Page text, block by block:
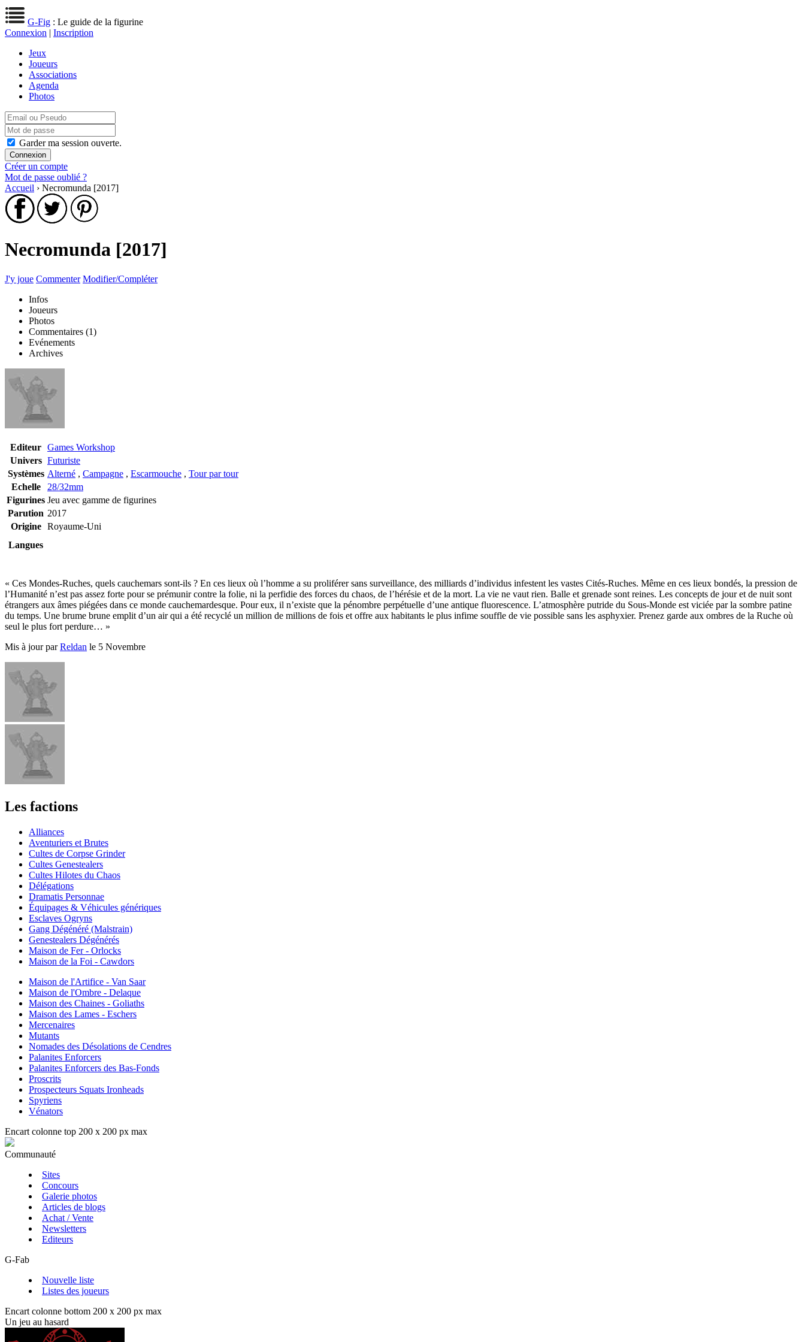
G-Fig : Le guide de la figurine
Connexion | Inscription
Jeux
Joueurs
Associations
Agenda
Photos
Garder ma session ouverte.
Créer un compte
Mot de passe oublié ?
Accueil › Necromunda [2017]
Necromunda [2017]
J'y joue Commenter Modifier/Compléter
Infos
Joueurs
Photos
Commentaires (1)
Evénements
Archives
Editeur Games Workshop
Univers Futuriste
Systèmes Alterné , Campagne , Escarmouche , Tour par tour
Echelle
28/32mm
Figurines Jeu avec gamme de figurines
Parution 2017
Origine
Royaume-Uni
Langues
« Ces Mondes-Ruches, quels cauchemars sont-ils ? En ces lieux où l’homme a su proliférer sans surveillance, des milliards d’individus infestent les vastes Cités-Ruches. Même en ces lieux bondés, la pression de
l’Humanité n’est pas assez forte pour se prémunir contre la folie, ni la perfidie des forces du chaos, de l’hérésie et de la mort. La vie ne vaut rien. Balle et grenade sont reines. Les concepts de jour et de nuit sont
étrangers aux âmes piégées dans ce monde cauchemardesque. Pour eux, il n’existe que la pénombre perpétuelle d’une antique fluorescence. L’atmosphère putride du Sous-Monde est viciée par la sombre patine
du temps. Une brume brune emplit d’un air qui a été recyclé un million de millions de fois et offre aux habitants le plus infime souffle de vie possible sans les asphyxier. Prenez garde aux ombres de la Ruche où
seul le plus fort perdure… »
Mis à jour parReldan le 5 Novembre
Les factions
Alliances
Aventuriers et Brutes
Cultes de Corpse Grinder
Cultes Genestealers
Cultes Hilotes du Chaos
Délégations
Dramatis Personnae
Équipages & Véhicules génériques
Esclaves Ogryns
Gang Dégénéré (Malstrain)
Genestealers Dégénérés
Maison de Fer - Orlocks
Maison de la Foi - Cawdors
Maison de l'Artifice - Van Saar
Maison de l'Ombre - Delaque
Maison des Chaines - Goliaths
Maison des Lames - Eschers
Mercenaires
Mutants
Nomades des Désolations de Cendres
Palanites Enforcers
Palanites Enforcers des Bas-Fonds
Proscrits
Prospecteurs Squats Ironheads
Spyriens
Vénators
Encart colonne top 200 x 200 px max
Communauté
Sites
Concours
Galerie photos
Articles de blogs
Achat / Vente
Newsletters
Editeurs
G-Fab
Nouvelle liste
Listes des joueurs
Encart colonne bottom 200 x 200 px max
Un jeu au hasard